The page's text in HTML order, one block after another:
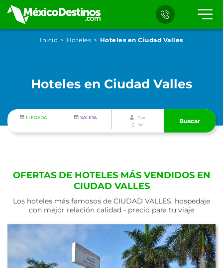
Inicio Hoteles Hoteles en Ciudad Valles
Hoteles en Ciudad Valles
LLEGADA SALIDA Pax
2
Buscar
OFERTAS DE HOTELES MÁS VENDIDOS EN
CIUDAD VALLES
Los hoteles más famosos de CIUDAD VALLES, hospedaje
con mejor relación calidad - precio para tu viaje